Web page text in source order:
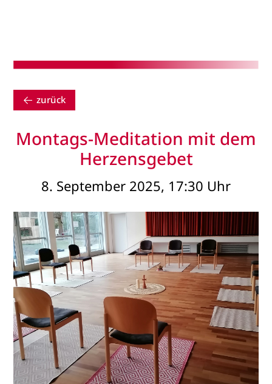
zurück
Montags-Meditation mit dem
Herzensgebet
8. September 2025, 17:30 Uhr